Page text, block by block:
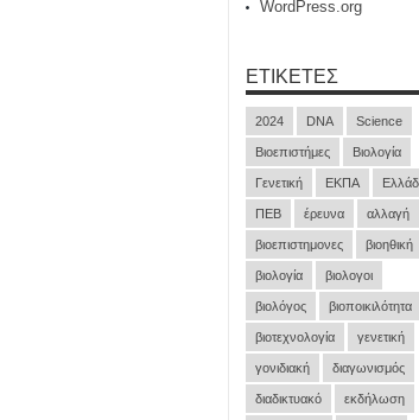
WordPress.org
ΕΤΙΚΈΤΕΣ
2024 DNA Science
Βιοεπιστήμες Βιολογία
Γενετική ΕΚΠΑ
ΠΕΒ έρευνα αλλαγή
βιοεπιστημονες βιοηθική
βιολογία βιολογοι
βιολόγος βιοποικιλότητα
βιοτεχνολογία γενετική
γονιδιακή διαγωνισμός
διαδικτυακό εκδήλωση